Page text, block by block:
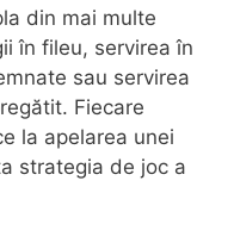
din mai multe
în fileu, servirea în
sau servirea
Fiecare
la apelarea unei
strategia de joc a